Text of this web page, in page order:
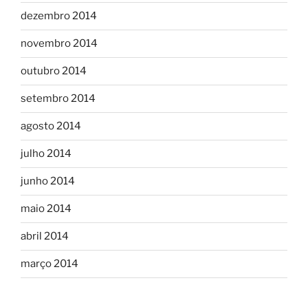
dezembro 2014
novembro 2014
outubro 2014
setembro 2014
agosto 2014
julho 2014
junho 2014
maio 2014
abril 2014
março 2014